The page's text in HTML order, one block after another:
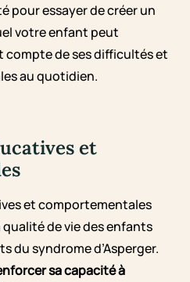
pour essayer de créer un
votre enfant peut
compte de ses difficultés et
au quotidien.
et
et comportementales
de vie des enfants
du syndrome d’Asperger.
sa capacité à